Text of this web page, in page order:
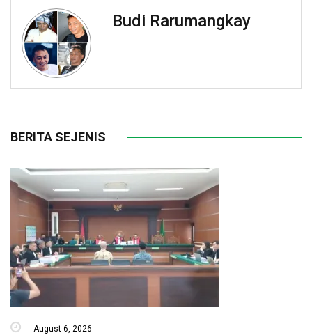
Budi Rarumangkay
BERITA SEJENIS
August 6, 2026